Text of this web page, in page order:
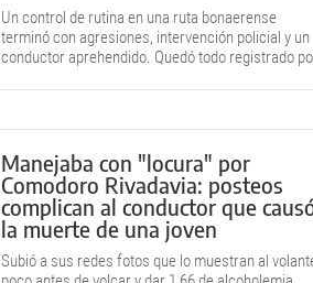
Un control de rutina en una ruta bonaerense
terminó con agresiones, intervención policial y un
conductor aprehendido. Quedó todo registrado
Manejaba con "locura" por
Comodoro Rivadavia: posteos
complican al conductor que
la muerte de una joven
Subió a sus redes fotos que lo muestran al